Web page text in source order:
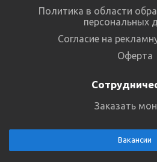
Политика в области
персональных
Согласие на
Оферта
Заказать
Вакансии